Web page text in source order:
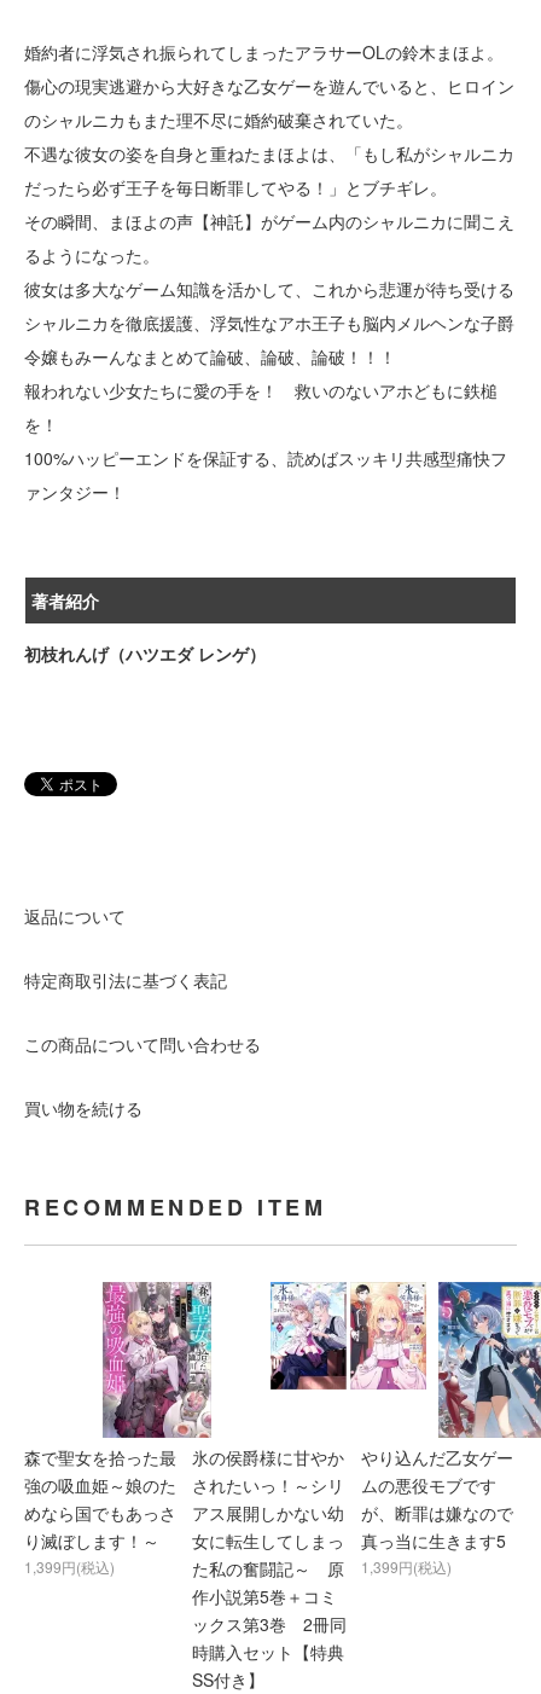
婚約者に浮気され振られてしまったアラサーOLの鈴木まほよ。
傷心の現実逃避から大好きな乙女ゲーを遊んでいると、ヒロイン
のシャルニカもまた理不尽に婚約破棄されていた。
不遇な彼女の姿を自身と重ねたまほよは、「もし私がシャルニカ
だったら必ず王子を毎日断罪してやる！」とブチギレ。
その瞬間、まほよの声【神託】がゲーム内のシャルニカに聞こえ
るようになった。
彼女は多大なゲーム知識を活かして、これから悲運が待ち受ける
シャルニカを徹底援護、浮気性なアホ王子も脳内メルヘンな子爵
令嬢もみーんなまとめて論破、論破、論破！！！
報われない少女たちに愛の手を！ 救いのないアホどもに鉄槌
を！
100%ハッピーエンドを保証する、読めばスッキリ共感型痛快フ
ァンタジー！
著者紹介
初枝れんげ（ハツエダ レンゲ）
返品について
特定商取引法に基づく表記
この商品について問い合わせる
買い物を続ける
RECOMMENDED ITEM
森で聖女を拾った最
強の吸血姫～娘のた
めなら国でもあっさ
り滅ぼします！～
1,399円(税込)
氷の侯爵様に甘やか
されたいっ！～シリ
アス展開しかない幼
女に転生してしまっ
た私の奮闘記～ 原
作小説第5巻＋コミ
ックス第3巻 2冊同
時購入セット【特典
SS付き】
やり込んだ乙女ゲー
ムの悪役モブです
が、断罪は嫌なので
真っ当に生きます5
1,399円(税込)